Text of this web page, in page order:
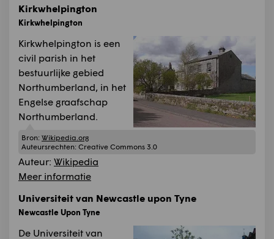
Kirkwhelpington
Kirkwhelpington
Kirkwhelpington is een
civil parish in het
bestuurlijke gebied
Northumberland, in het
Engelse graafschap
Northumberland.
Bron: Wikipedia.org
Auteursrechten: Creative Commons 3.0
Auteur: Wikipedia
Meer informatie
Universiteit van Newcastle upon Tyne
Newcastle Upon Tyne
De Universiteit van